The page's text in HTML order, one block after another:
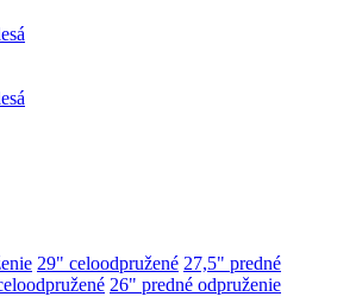
29" celoodpružené 27,5" predné
26" predné odpruženie